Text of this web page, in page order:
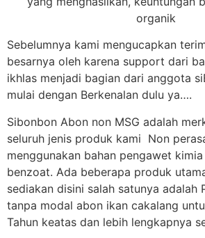
Sebelumnya kami mengucapkan
besarnya oleh karena support dari
ikhlas menjadi bagian dari anggota
mulai dengan Berkenalan dulu ya….
Sibonbon Abon non MSG adalah
seluruh jenis produk kami Non
menggunakan bahan pengawet
benzoat. Ada beberapa produk
sediakan disini salah satunya adalah
tanpa modal abon ikan cakalang
Tahun keatas dan lebih lengkapnya